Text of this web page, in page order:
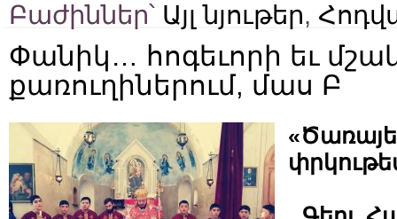
Բաժիններ՝ Այլ նյութեր,
Փանիկ… հոգեւորի եւ
քառուղիներում, մաս Բ